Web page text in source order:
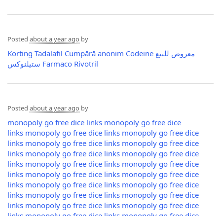
Posted about a year ago by
Korting Tadalafil Cumpără anonim Codeine معروض للبيع
ستيلنوكس Farmaco Rivotril
Posted about a year ago by
monopoly go free dice links monopoly go free dice
links monopoly go free dice links monopoly go free dice
links monopoly go free dice links monopoly go free dice
links monopoly go free dice links monopoly go free dice
links monopoly go free dice links monopoly go free dice
links monopoly go free dice links monopoly go free dice
links monopoly go free dice links monopoly go free dice
links monopoly go free dice links monopoly go free dice
links monopoly go free dice links monopoly go free dice